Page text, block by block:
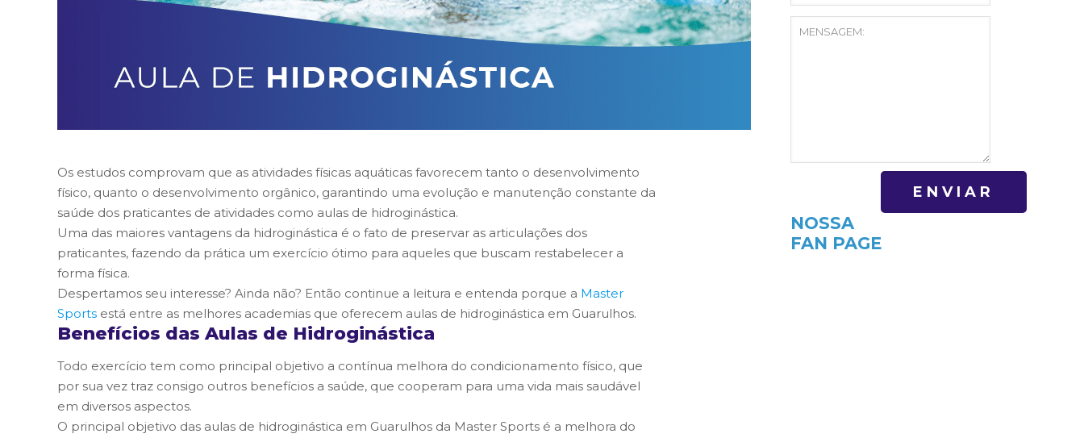
Os estudos comprovam que as atividades físicas aquáticas favorecem tanto o desenvolvimento
físico, quanto o desenvolvimento orgânico, garantindo uma evolução e manutenção constante da
saúde dos praticantes de atividades como aulas de hidroginástica.
Uma das maiores vantagens da hidroginástica é o fato de preservar as articulações dos
praticantes, fazendo da prática um exercício ótimo para aqueles que buscam restabelecer a
forma física.
Despertamos seu interesse? Ainda não? Então continue a leitura e entenda porque a Master
Sports está entre as melhores academias que oferecem aulas de hidroginástica em Guarulhos.
Benefícios das Aulas de Hidroginástica
Todo exercício tem como principal objetivo a contínua melhora do condicionamento físico, que
por sua vez traz consigo outros benefícios a saúde, que cooperam para uma vida mais saudável
em diversos aspectos.
O principal objetivo das aulas de hidroginástica em Guarulhos da Master Sports é a melhora do
NOSSA
FAN PAGE